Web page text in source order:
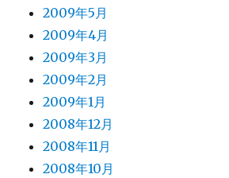
2009年5月
2009年4月
2009年3月
2009年2月
2009年1月
2008年12月
2008年11月
2008年10月